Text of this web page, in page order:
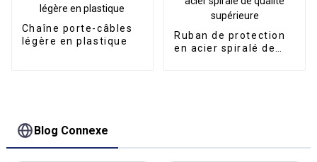
Chaîne porte-câbles
légère en plastique
Ruban de protection
en acier spiralé de
Blog Connexe